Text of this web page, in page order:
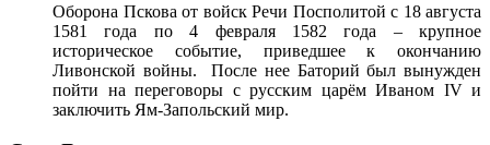
Оборона Пскова от войск Речи Посполитой с 18 августа
1581 года по 4 февраля 1582 года – крупное
историческое событие, приведшее к окончанию
Ливонской войны. После нее Баторий был вынужден
пойти на переговоры с русским царём Иваном IV и
заключить Ям-Запольский мир.